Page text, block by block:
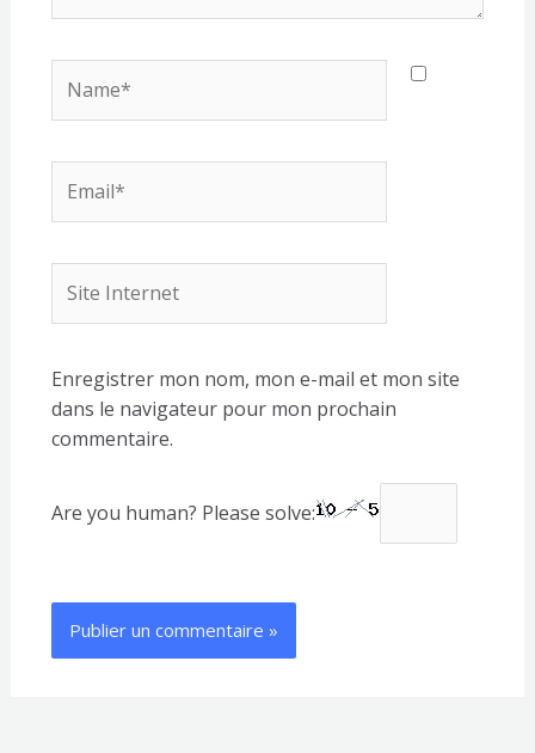
Internet
Enregistrer mon nom, mon e-mail et mon site
dans le navigateur pour mon prochain
commentaire.
Are you human? Please solve: